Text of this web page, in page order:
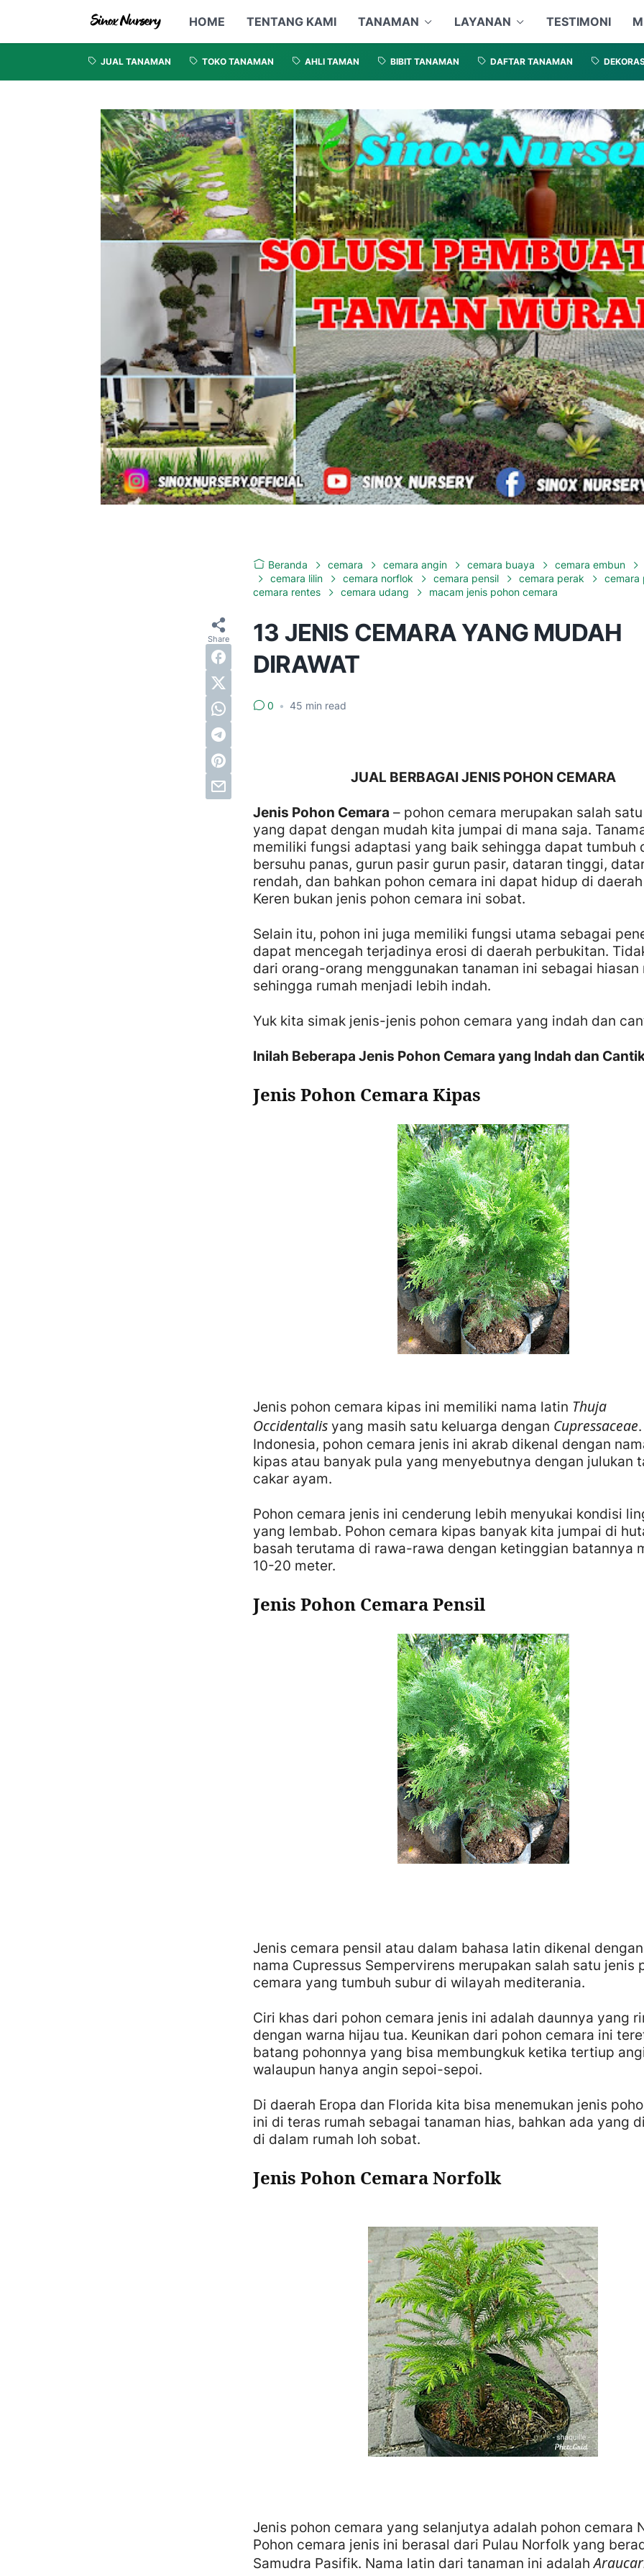
HOME TENTANG KAMI TANAMAN LAYANAN TESTIMONI
JUAL TANAMAN TOKO TANAMAN AHLI TAMAN BIBIT TANAMAN DAFTAR TANAMAN
Beranda cemara cemara angin cemara buaya cemara embun
cemara lilin
cemara norflok cemara pensil cemara perak
cemara
cemara rentes
cemara udang macam jenis pohon cemara
13 JENIS CEMARA YANG MUDAH
DIRAWAT
0 • 45 min read
JUAL BERBAGAI JENIS POHON CEMARA
Jenis Pohon Cemara – pohon cemara merupakan salah
yang dapat dengan mudah kita jumpai di mana saja.
memiliki fungsi adaptasi yang baik sehingga dapat tumbuh
bersuhu panas, gurun pasir gurun pasir, dataran tinggi,
rendah, dan bahkan pohon cemara ini dapat hidup di
Keren bukan jenis pohon cemara ini sobat.
Selain itu, pohon ini juga memiliki fungsi utama sebagai
dapat mencegah terjadinya erosi di daerah perbukitan.
dari orang-orang menggunakan tanaman ini sebagai hiasan
sehingga rumah menjadi lebih indah.
Yuk kita simak jenis-jenis pohon cemara yang indah dan
Inilah Beberapa Jenis Pohon Cemara yang Indah dan
Jenis Pohon Cemara Kipas
Jenis pohon cemara kipas ini memiliki nama latin Thuja
Occidentalis yang masih satu keluarga dengan Cupressaceae
Indonesia, pohon cemara jenis ini akrab dikenal dengan
kipas atau banyak pula yang menyebutnya dengan julukan
cakar ayam.
Pohon cemara jenis ini cenderung lebih menyukai kondisi
yang lembab. Pohon cemara kipas banyak kita jumpai di
basah terutama di rawa-rawa dengan ketinggian batannya
10-20 meter.
Jenis Pohon Cemara Pensil
Jenis cemara pensil atau dalam bahasa latin dikenal dengan
nama Cupressus Sempervirens merupakan salah satu jenis
cemara yang tumbuh subur di wilayah mediterania.
Ciri khas dari pohon cemara jenis ini adalah daunnya yang
dengan warna hijau tua. Keunikan dari pohon cemara ini
batang pohonnya yang bisa membungkuk ketika tertiup
walaupun hanya angin sepoi-sepoi.
Di daerah Eropa dan Florida kita bisa menemukan jenis
ini di teras rumah sebagai tanaman hias, bahkan ada yang
di dalam rumah loh sobat.
Jenis Pohon Cemara Norfolk
Jenis pohon cemara yang selanjutya adalah pohon cemara
Pohon cemara jenis ini berasal dari Pulau Norfolk yang
Samudra Pasifik. Nama latin dari tanaman ini adalah